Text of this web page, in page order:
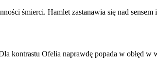
śmierci. Hamlet zastanawia się nad
kontrastu Ofelia naprawdę popada w obłęd